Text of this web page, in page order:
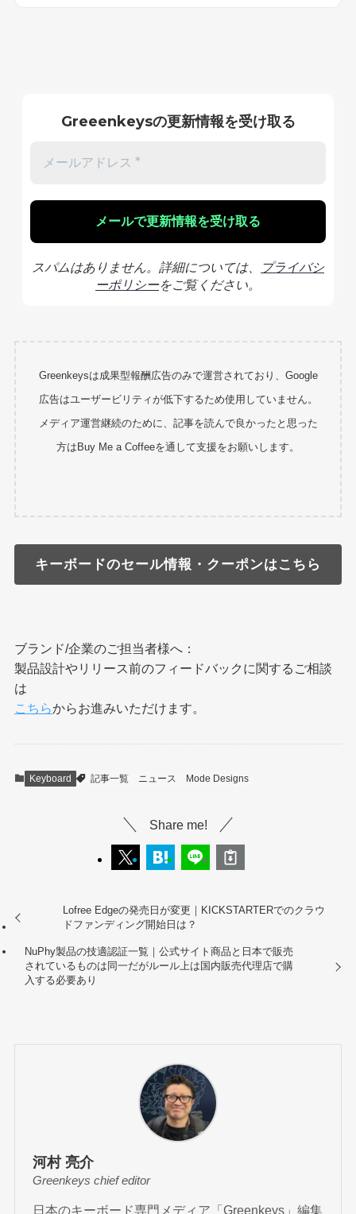
Greeenkeysの更新情報を受け取る
スパムはありません。詳細については、
プライバシ
ーポリシーをご覧ください。
Greenkeysは成果型報酬広告のみで運営されており、Google
広告はユーザービリティが低下するため使用していません。
メディア運営継続のために、記事を読んで良かったと思った
方はBuy Me a Coffeeを通して支援をお願いします。
キーボードのセール情報・クーポンはこちら
ブランド/企業のご担当者様へ：
製品設計やリリース前のフィードバックに関するご相談
は
こちらからお進みいただけます。
Keyboard 記事一覧 ニュース Mode Designs
Share me!
Lofree Edgeの発売日が変更｜KICKSTARTERでのクラウ
ドファンディング開始日は？
NuPhy製品の技適認証一覧｜公式サイト商品と日本で販売
されているものは同一だがルール上は国内販売代理店で購
入する必要あり
河村 亮介
Greenkeys chief editor
日本のキーボード専門メディア「Greenkeys」編集